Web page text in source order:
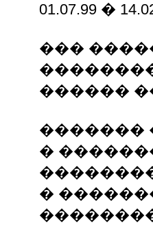
01.07.99 �
���
������
�������
�
�